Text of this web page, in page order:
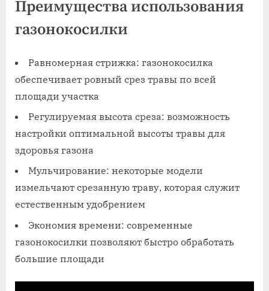
Преимущества использования
газонокосилки
Равномерная стрижка: газонокосилка
обеспечивает ровный срез травы по всей
площади участка
Регулируемая высота среза: возможность
настройки оптимальной высоты травы для
здоровья газона
Мульчирование: некоторые модели
измельчают срезанную траву, которая служит
естественным удобрением
Экономия времени: современные
газонокосилки позволяют быстро обработать
большие площади